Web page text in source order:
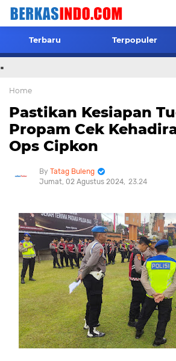
Terbaru Terpopuler
.
Home
Pastikan Kesiapan
Propam Cek
Ops Cipkon
Tatag Buleng
Jumat, 02 Agustus 2024 23.24